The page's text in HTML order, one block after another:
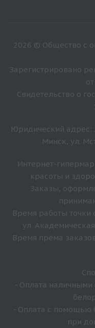
2026 © Общество с
Зарегистрировано
Свидетельство о
Юридический адрес:
Минск, ул.
Интернет-
красоты и
Заказы,
Время работы точки
ул.
Время прёма
- Оплата наличными
- Оплата с помощью
при